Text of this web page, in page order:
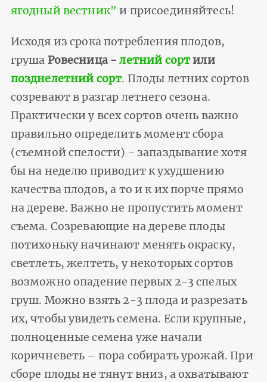
ягодный вестник" и присоединяйтесь!
Исходя из срока потребления плодов,
груша Ровесница -летний сортили
позднелетний сорт. Плоды летних сортов
созревают в разгар летнего сезона.
Практически у всех сортов очень важно
правильно определить момент сбора
(съемной спелости) - запаздывание хотя
бы на неделю приводит к ухудшению
качества плодов, а то и к их порче прямо
на дереве. Важно не пропустить момент
съема. Созревающие на дереве плоды
потихоньку начинают менять окраску,
светлеть, желтеть, у некоторых сортов
возможно опадение первых 2-3 спелых
груш. Можно взять 2-3 плода и разрезать
их, чтобы увидеть семена. Если крупные,
полноценные семена уже начали
коричневеть – пора собирать урожай. При
сборе плоды не тянут вниз, а охватывают